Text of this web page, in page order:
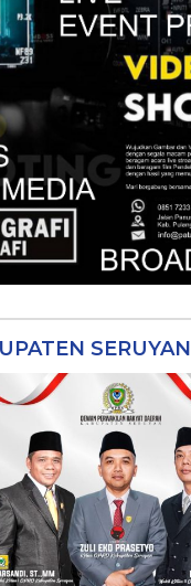
SERUYAN